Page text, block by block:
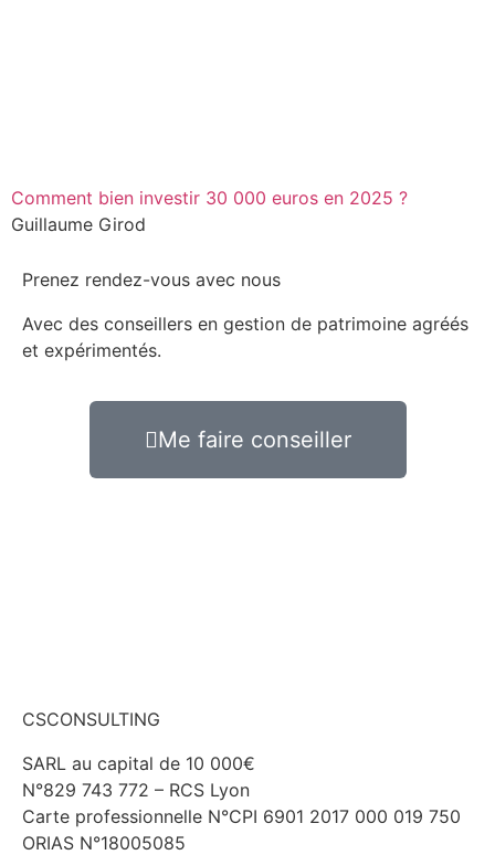
Comment bien investir 30 000 euros en 2025 ?
Guillaume Girod
Prenez rendez-vous avec nous
Avec des conseillers en gestion de patrimoine agréés
et expérimentés.
Me faire conseiller
CSCONSULTING
SARL au capital de 10 000€
N°829 743 772 – RCS Lyon
Carte professionnelle N°CPI 6901 2017 000 019 750
ORIAS N°18005085